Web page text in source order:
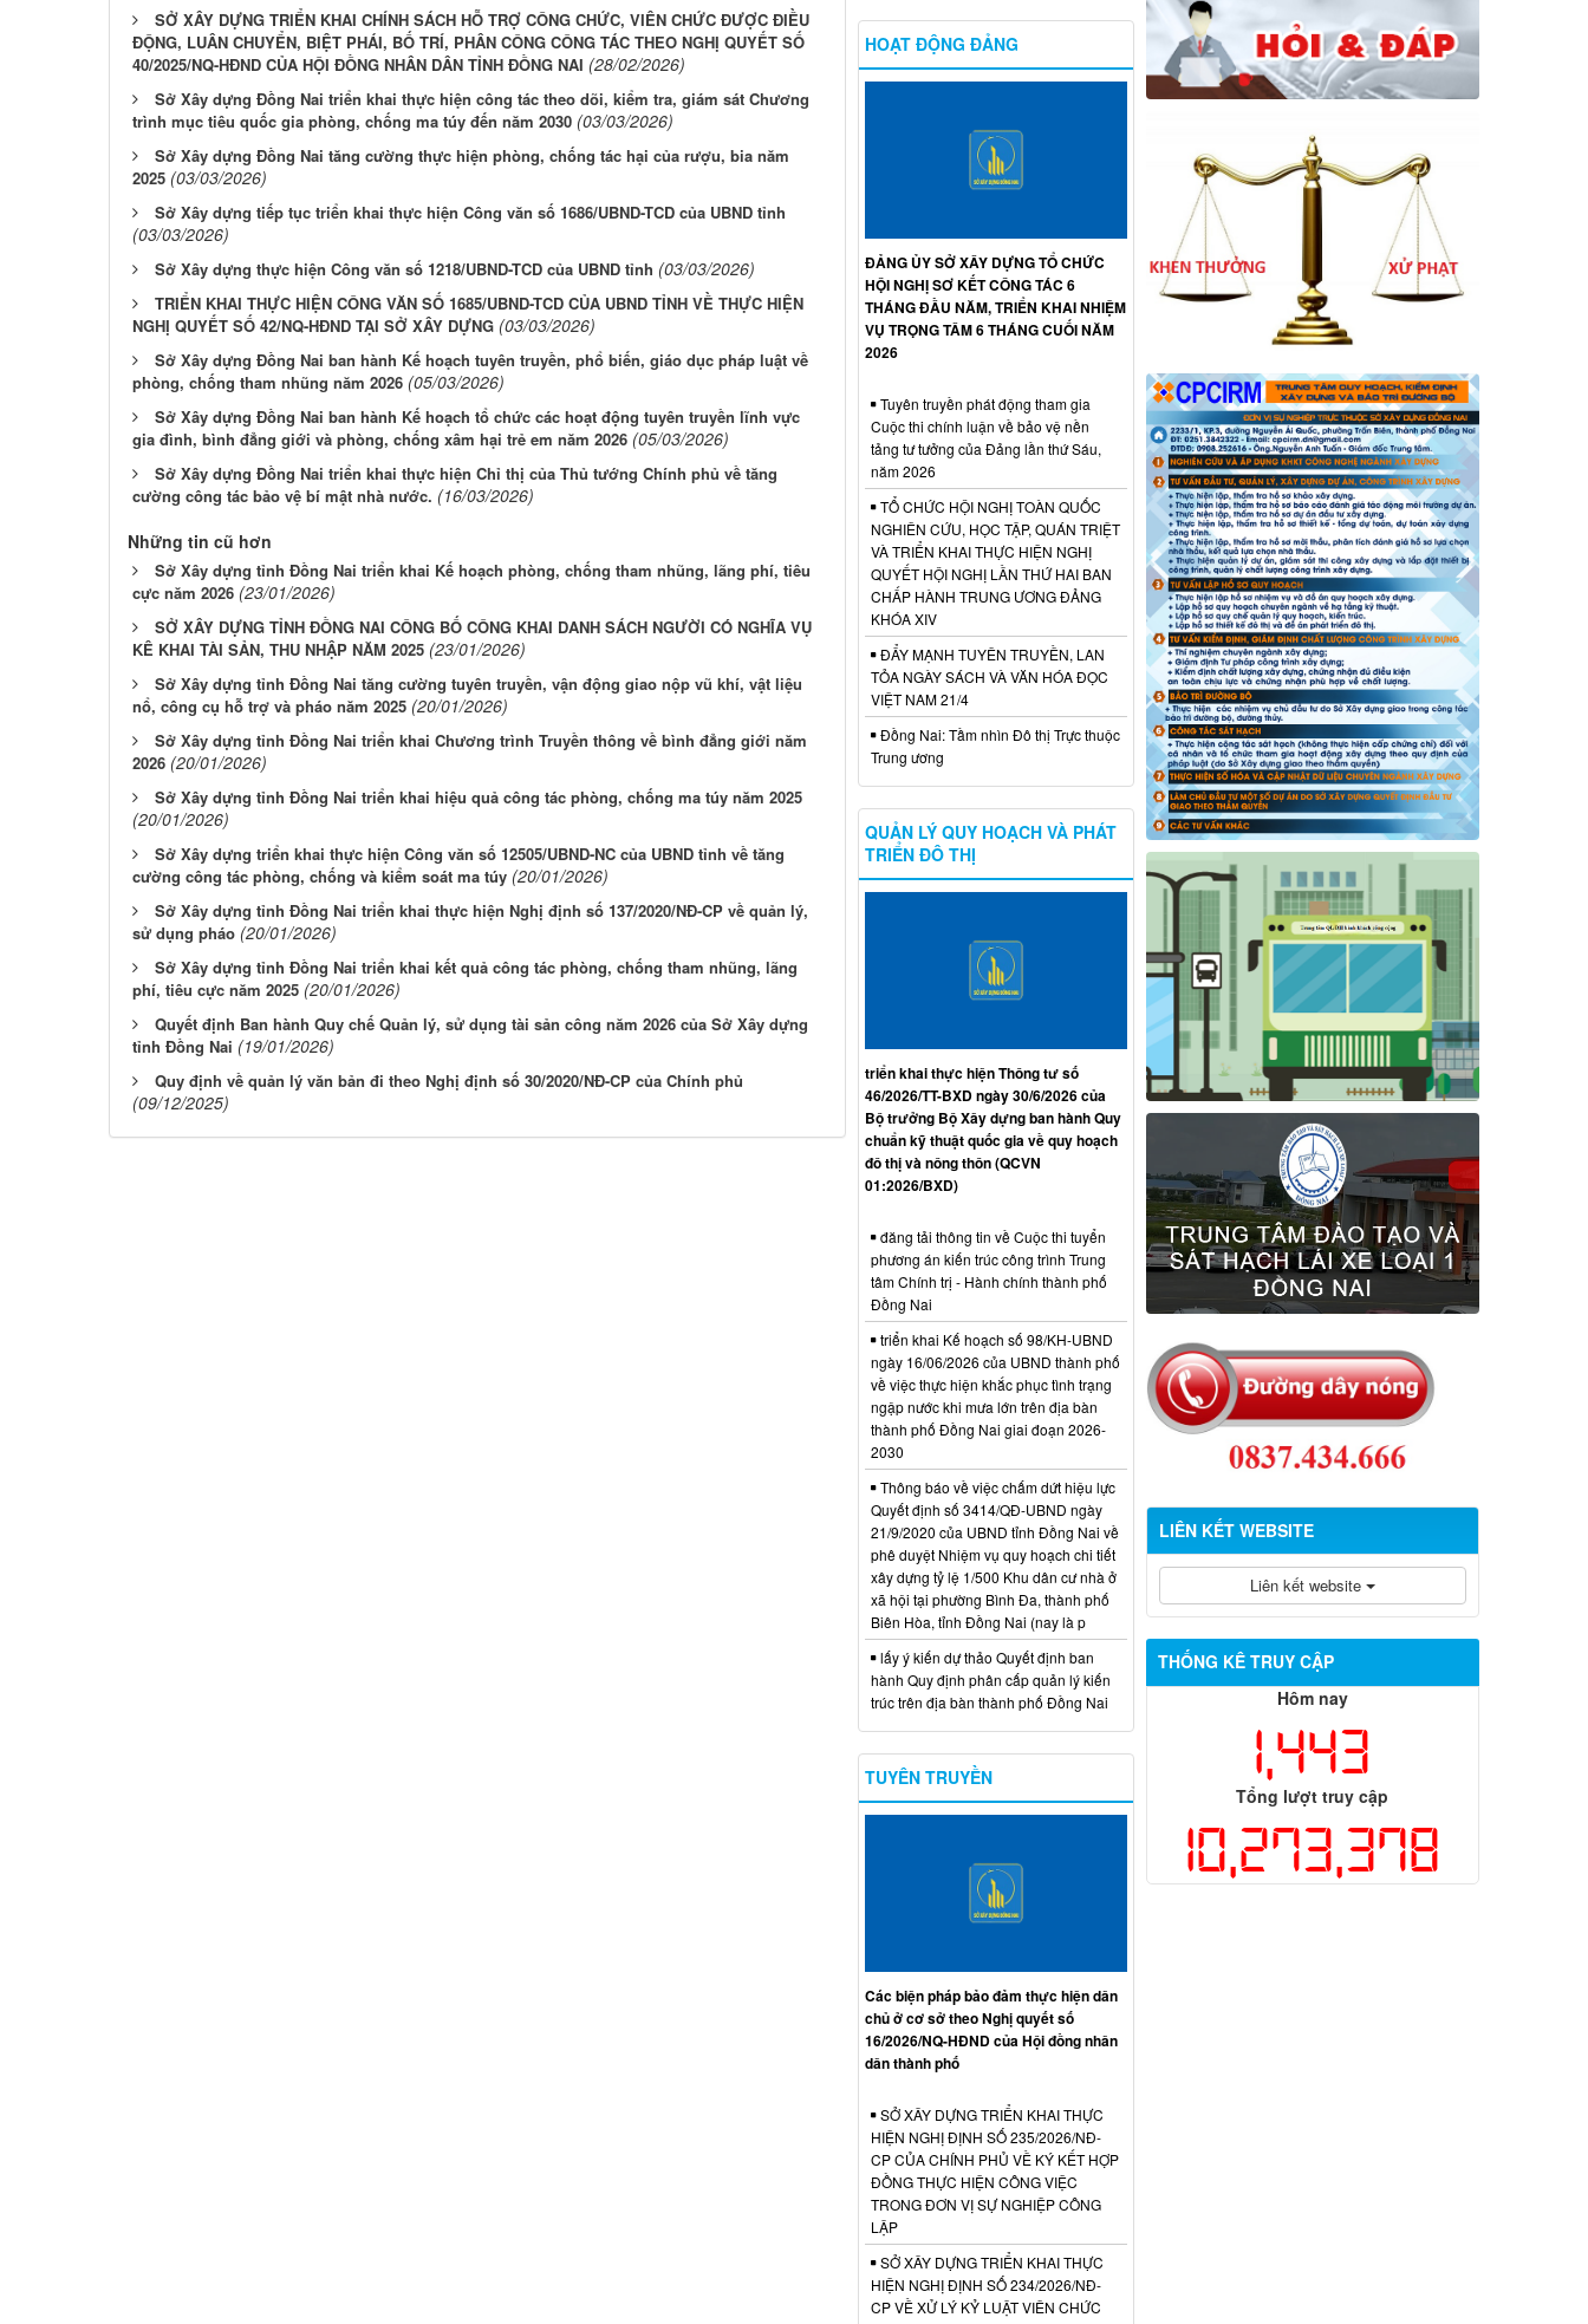
SỞ XÂY DỰNG TRIỂN KHAI CHÍNH SÁCH HỖ TRỢ CÔNG CHỨC, VIÊN CHỨC ĐƯỢC ĐIỀU
ĐỘNG, LUÂN CHUYỂN, BIỆT PHÁI, BỐ TRÍ, PHÂN CÔNG CÔNG TÁC THEO NGHỊ QUYẾT SỐ
40/2025/NQ-HĐND CỦA HỘI ĐỒNG NHÂN DÂN TỈNH ĐỒNG NAI (28/02/2026)
Sở Xây dựng Đồng Nai triển khai thực hiện công tác theo dõi, kiểm tra, giám sát Chương
trình mục tiêu quốc gia phòng, chống ma túy đến năm 2030 (03/03/2026)
Sở Xây dựng Đồng Nai tăng cường thực hiện phòng, chống tác hại của rượu, bia năm
2025 (03/03/2026)
Sở Xây dựng tiếp tục triển khai thực hiện Công văn số 1686/UBND-TCD của UBND tỉnh
(03/03/2026)
Sở Xây dựng thực hiện Công văn số 1218/UBND-TCD của UBND tỉnh (03/03/2026)
TRIỂN KHAI THỰC HIỆN CÔNG VĂN SỐ 1685/UBND-TCD CỦA UBND TỈNH VỀ THỰC HIỆN
NGHỊ QUYẾT SỐ 42/NQ-HĐND TẠI SỞ XÂY DỰNG (03/03/2026)
Sở Xây dựng Đồng Nai ban hành Kế hoạch tuyên truyền, phổ biến, giáo dục pháp luật về
phòng, chống tham nhũng năm 2026 (05/03/2026)
Sở Xây dựng Đồng Nai ban hành Kế hoạch tổ chức các hoạt động tuyên truyền lĩnh vực
gia đình, bình đẳng giới và phòng, chống xâm hại trẻ em năm 2026 (05/03/2026)
Sở Xây dựng Đồng Nai triển khai thực hiện Chỉ thị của Thủ tướng Chính phủ về tăng
cường công tác bảo vệ bí mật nhà nước. (16/03/2026)
Những tin cũ hơn
Sở Xây dựng tỉnh Đồng Nai triển khai Kế hoạch phòng, chống tham nhũng, lãng phí, tiêu
cực năm 2026 (23/01/2026)
SỞ XÂY DỰNG TỈNH ĐỒNG NAI CÔNG BỐ CÔNG KHAI DANH SÁCH NGƯỜI CÓ NGHĨA VỤ
KÊ KHAI TÀI SẢN, THU NHẬP NĂM 2025 (23/01/2026)
Sở Xây dựng tỉnh Đồng Nai tăng cường tuyên truyền, vận động giao nộp vũ khí, vật liệu
nổ, công cụ hỗ trợ và pháo năm 2025 (20/01/2026)
Sở Xây dựng tỉnh Đồng Nai triển khai Chương trình Truyền thông về bình đẳng giới năm
2026 (20/01/2026)
Sở Xây dựng tỉnh Đồng Nai triển khai hiệu quả công tác phòng, chống ma túy năm 2025
(20/01/2026)
Sở Xây dựng triển khai thực hiện Công văn số 12505/UBND-NC của UBND tỉnh về tăng
cường công tác phòng, chống và kiểm soát ma túy (20/01/2026)
Sở Xây dựng tỉnh Đồng Nai triển khai thực hiện Nghị định số 137/2020/NĐ-CP về quản lý,
sử dụng pháo (20/01/2026)
Sở Xây dựng tỉnh Đồng Nai triển khai kết quả công tác phòng, chống tham nhũng, lãng
phí, tiêu cực năm 2025 (20/01/2026)
Quyết định Ban hành Quy chế Quản lý, sử dụng tài sản công năm 2026 của Sở Xây dựng
tỉnh Đồng Nai (19/01/2026)
Quy định về quản lý văn bản đi theo Nghị định số 30/2020/NĐ-CP của Chính phủ
(09/12/2025)
LIÊN KẾT WEBSITE
Liên kết website
THỐNG KÊ TRUY CẬP
Hôm nay
1,443
Tổng lượt truy cập
10,273,378
HOẠT ĐỘNG ĐẢNG
ĐẢNG ỦY SỞ XÂY DỰNG TỔ CHỨC
HỘI NGHỊ SƠ KẾT CÔNG TÁC 6
THÁNG ĐẦU NĂM, TRIỂN KHAI NHIỆM
VỤ TRỌNG TÂM 6 THÁNG CUỐI NĂM
2026
Tuyên truyền phát động tham gia
Cuộc thi chính luận về bảo vệ nền
tảng tư tưởng của Đảng lần thứ Sáu,
năm 2026
TỔ CHỨC HỘI NGHỊ TOÀN QUỐC
NGHIÊN CỨU, HỌC TẬP, QUÁN TRIỆT
VÀ TRIỂN KHAI THỰC HIỆN NGHỊ
QUYẾT HỘI NGHỊ LẦN THỨ HAI BAN
CHẤP HÀNH TRUNG ƯƠNG ĐẢNG
KHÓA XIV
ĐẨY MẠNH TUYÊN TRUYỀN, LAN
TỎA NGÀY SÁCH VÀ VĂN HÓA ĐỌC
VIỆT NAM 21/4
Đồng Nai: Tầm nhìn Đô thị Trực thuộc
Trung ương
QUẢN LÝ QUY HOẠCH VÀ PHÁT
TRIỂN ĐÔ THỊ
triển khai thực hiện Thông tư số
46/2026/TT-BXD ngày 30/6/2026 của
Bộ trưởng Bộ Xây dựng ban hành Quy
chuẩn kỹ thuật quốc gia về quy hoạch
đô thị và nông thôn (QCVN
01:2026/BXD)
đăng tải thông tin về Cuộc thi tuyển
phương án kiến trúc công trình Trung
tâm Chính trị - Hành chính thành phố
Đồng Nai
triển khai Kế hoạch số 98/KH-UBND
ngày 16/06/2026 của UBND thành phố
về việc thực hiện khắc phục tình trạng
ngập nước khi mưa lớn trên địa bàn
thành phố Đồng Nai giai đoạn 2026-
2030
Thông báo về việc chấm dứt hiệu lực
Quyết định số 3414/QĐ-UBND ngày
21/9/2020 của UBND tỉnh Đồng Nai về
phê duyệt Nhiệm vụ quy hoạch chi tiết
xây dựng tỷ lệ 1/500 Khu dân cư nhà ở
xã hội tại phường Bình Đa, thành phố
Biên Hòa, tỉnh Đồng Nai (nay là p
lấy ý kiến dự thảo Quyết định ban
hành Quy định phân cấp quản lý kiến
trúc trên địa bàn thành phố Đồng Nai
TUYÊN TRUYỀN
Các biện pháp bảo đảm thực hiện dân
chủ ở cơ sở theo Nghị quyết số
16/2026/NQ-HĐND của Hội đồng nhân
dân thành phố
SỞ XÂY DỰNG TRIỂN KHAI THỰC
HIỆN NGHỊ ĐỊNH SỐ 235/2026/NĐ-
CP CỦA CHÍNH PHỦ VỀ KÝ KẾT HỢP
ĐỒNG THỰC HIỆN CÔNG VIỆC
TRONG ĐƠN VỊ SỰ NGHIỆP CÔNG
LẬP
SỞ XÂY DỰNG TRIỂN KHAI THỰC
HIỆN NGHỊ ĐỊNH SỐ 234/2026/NĐ-
CP VỀ XỬ LÝ KỶ LUẬT VIÊN CHỨC